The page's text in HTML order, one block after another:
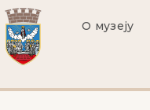
О музеју